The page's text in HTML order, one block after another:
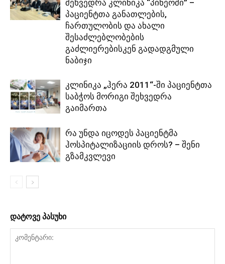
შეხვედრა კლინიკა “პინეოში” –
პაციენტთა განათლების,
ჩართულობის და ახალი
შესაძლებლობების
გაძლიერებისკენ გადადგმული
ნაბიჯი
კლინიკა „ჰერა 2011“-ში პაციენტთა
საბჭოს მორიგი შეხვედრა
გაიმართა
რა უნდა იცოდეს პაციენტმა
ჰოსპიტალიზაციის დროს? – შენი
გზამკვლევი
დატოვე პასუხი